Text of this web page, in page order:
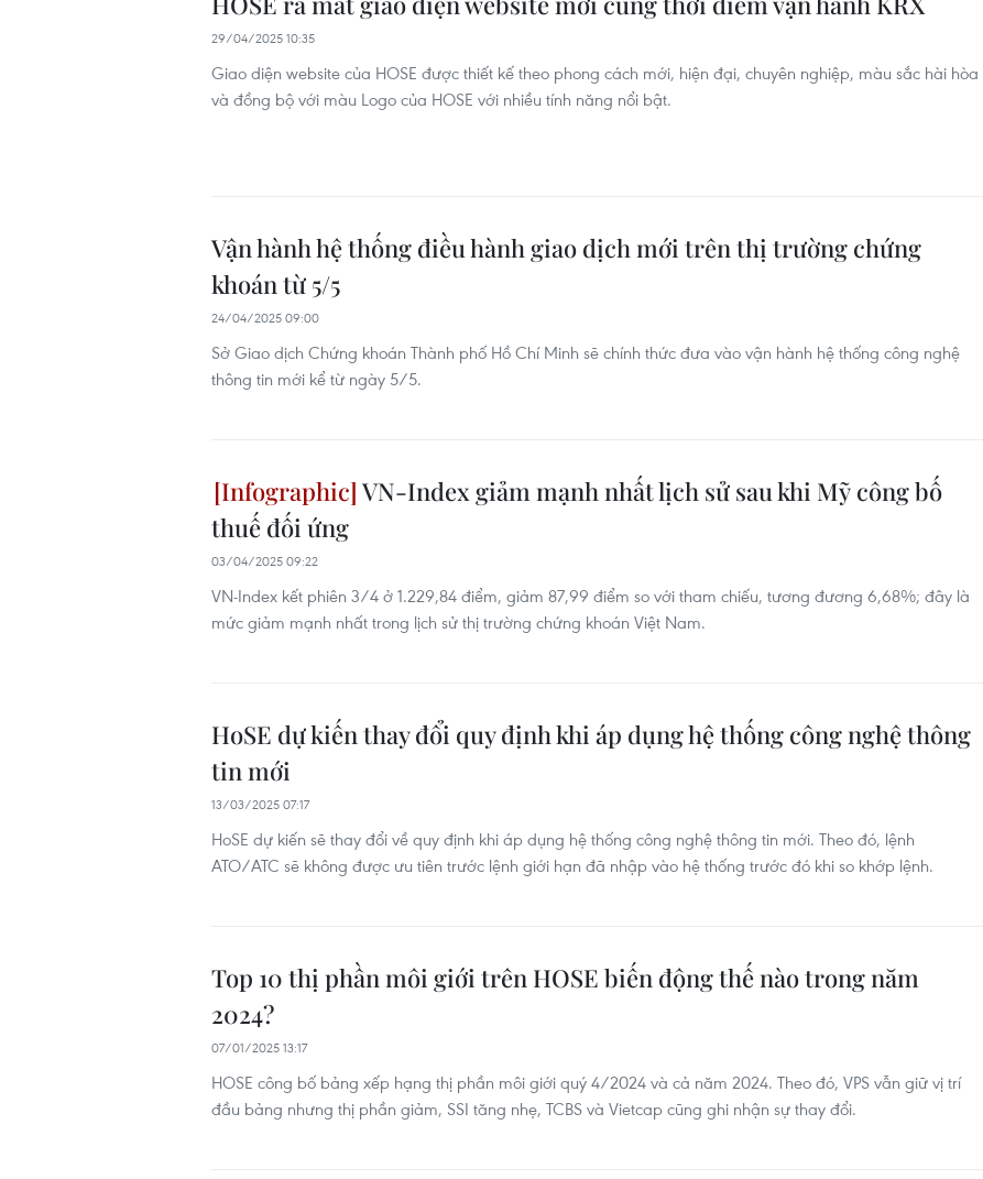
29/04/2025 10:35
Giao diện website của HOSE được thiết kế theo phong cách mới, hiện đại, chuyên nghiệp, màu sắc hài hòa
và đồng bộ với màu Logo của HOSE với nhiều tính năng nổi bật.
Vận hành hệ thống điều hành giao dịch mới trên thị trường chứng
khoán từ 5/5
24/04/2025 09:00
Sở Giao dịch Chứng khoán Thành phố Hồ Chí Minh sẽ chính thức đưa vào vận hành hệ thống công nghệ
thông tin mới kể từ ngày 5/5.
VN-Index giảm mạnh nhất lịch sử sau khi Mỹ công bố
thuế đối ứng
03/04/2025 09:22
VN-Index kết phiên 3/4 ở 1.229,84 điểm, giảm 87,99 điểm so với tham chiếu, tương đương 6,68%; đây là
mức giảm mạnh nhất trong lịch sử thị trường chứng khoán Việt Nam.
HoSE dự kiến thay đổi quy định khi áp dụng hệ thống công nghệ thông
tin mới
13/03/2025 07:17
HoSE dự kiến sẽ thay đổi về quy định khi áp dụng hệ thống công nghệ thông tin mới. Theo đó, lệnh
ATO/ATC sẽ không được ưu tiên trước lệnh giới hạn đã nhập vào hệ thống trước đó khi so khớp lệnh.
Top 10 thị phần môi giới trên HOSE biến động thế nào trong năm
2024?
07/01/2025 13:17
HOSE công bố bảng xếp hạng thị phần môi giới quý 4/2024 và cả năm 2024. Theo đó, VPS vẫn giữ vị trí
đầu bảng nhưng thị phần giảm, SSI tăng nhẹ, TCBS và Vietcap cũng ghi nhận sự thay đổi.